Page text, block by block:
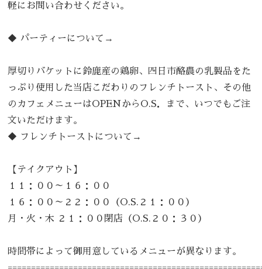
軽にお問い合わせください。
◆ パーティーについて→
厚切りバケットに鈴鹿産の鶏卵、四日市酪農の乳製品をた
っぷり使用した当店こだわりのフレンチトースト、その他
のカフェメニューはOPENからO.S．まで、いつでもご注
文いただけます。
◆ フレンチトーストについて→
【テイクアウト】
１１：００～１６：００
１６：００～２２：００（O.S.２１：００）
月・火・木 ２１：００閉店（O.S.２０：３０）
時間帯によって御用意しているメニューが異なります。